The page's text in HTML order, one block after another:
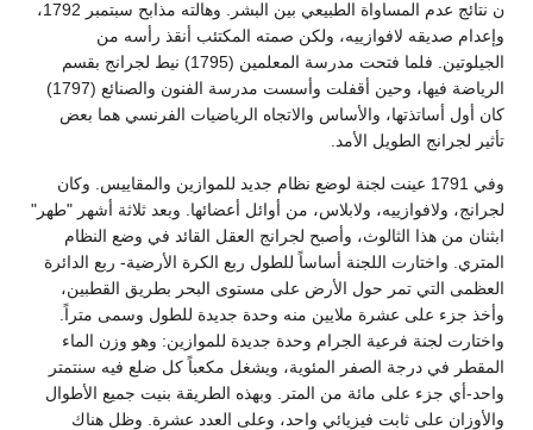
ن نتائج عدم المساواة الطبيعي بين البشر. وهالته مذابح سبتمبر 1792،
وإعدام صديقه لافوازييه، ولكن صمته المكتئب أنقذ رأسه من
الجيلوتين. فلما فتحت مدرسة المعلمين (1795) نيط لجرانج بقسم
الرياضة فيها، وحين أقفلت وأسست مدرسة الفنون والصنائع (1797)
كان أول أساتذتها، والأساس والاتجاه الرياضيات الفرنسي هما بعض
تأثير لجرانج الطويل الأمد.
وفي 1791 عينت لجنة لوضع نظام جديد للموازين والمقاييس. وكان
لجرانج، ولافوازييه، ولابلاس، من أوائل أعضائها. وبعد ثلاثة أشهر "طهر"
ابثنان من هذا الثالوث، وأصبح لجرانج العقل القائد في وضع النظام
المتري. واختارت اللجنة أساساً للطول ربع الكرة الأرضية- ربع الدائرة
العظمى التي تمر حول الأرض على مستوى البحر بطريق القطبين،
وأخذ جزء على عشرة ملايين منه وحدة جديدة للطول وسمى متراً.
واختارت لجنة فرعية الجرام وحدة جديدة للموازين: وهو وزن الماء
المقطر في درجة الصفر المئوية، ويشغل مكعباً كل ضلع فيه سنتمتر
واحد-أي جزء على مائة من المتر. وبهذه الطريقة بنيت جميع الأطوال
والأوزان على ثابت فيزيائي واحد، وعلى العدد عشرة. وظل هناك